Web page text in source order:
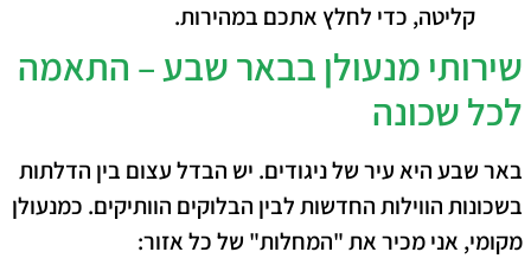
קליטה, כדי לחלץ אתכם במהירות.
​שירותי מנעולן בבאר שבע – התאמה
לכל שכונה
​באר שבע היא עיר של ניגודים. יש הבדל עצום בין הדלתות
בשכונות הווילות החדשות לבין הבלוקים הוותיקים. כמנעולן
מקומי, אני מכיר את "המחלות" של כל אזור: